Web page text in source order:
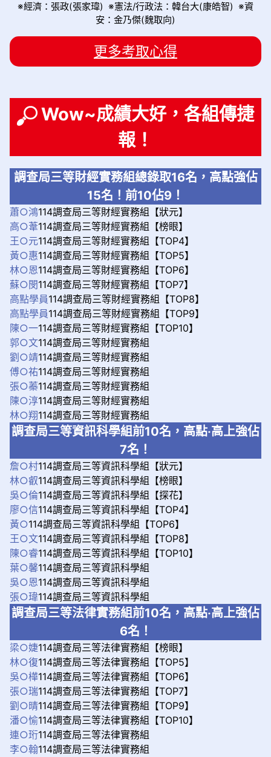
※經濟：張政(張家瑋) ※憲法/行政法：韓台大(康皓智) ※資
安：金乃傑(魏取向)
更多考取心得
Wow~成績大好，各組傳捷
報！
調查局三等財經實務組總錄取16名，高點強佔
15名！前10佔9！
蕭○鴻114調查局三等財經實務組【狀元】
高○葦114調查局三等財經實務組【榜眼】
王○元114調查局三等財經實務組【TOP4】
黃○惠114調查局三等財經實務組【TOP5】
林○恩114調查局三等財經實務組【TOP6】
蘇○閔114調查局三等財經實務組【TOP7】
高點學員114調查局三等財經實務組【TOP8】
高點學員114調查局三等財經實務組【TOP9】
陳○一114調查局三等財經實務組【TOP10】
郭○文114調查局三等財經實務組
劉○靖114調查局三等財經實務組
傅○祐114調查局三等財經實務組
張○蓁114調查局三等財經實務組
陳○淳114調查局三等財經實務組
林○翔114調查局三等財經實務組
調查局三等資訊科學組前10名，高點‧高上強佔
7名！
詹○村114調查局三等資訊科學組【狀元】
林○叡114調查局三等資訊科學組【榜眼】
吳○倫114調查局三等資訊科學組【探花】
廖○信114調查局三等資訊科學組【TOP4】
黃○114調查局三等資訊科學組【TOP6】
王○文114調查局三等資訊科學組【TOP8】
陳○睿114調查局三等資訊科學組【TOP10】
葉○馨114調查局三等資訊科學組
吳○恩114調查局三等資訊科學組
張○瑋114調查局三等資訊科學組
調查局三等法律實務組前10名，高點‧高上強佔
6名！
梁○婕114調查局三等法律實務組【榜眼】
林○復114調查局三等法律實務組【TOP5】
吳○樺114調查局三等法律實務組【TOP6】
張○瑞114調查局三等法律實務組【TOP7】
劉○晴114調查局三等法律實務組【TOP9】
潘○愉114調查局三等法律實務組【TOP10】
連○珩114調查局三等法律實務組
李○翰114調查局三等法律實務組